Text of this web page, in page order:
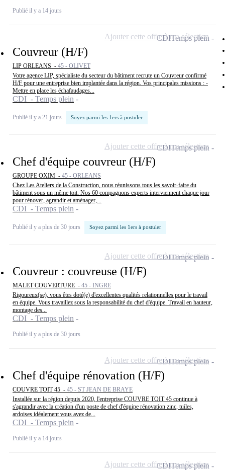
Publié il y a 14 jours
Couvreur (H/F)
LIP ORLEANS - 45 - OLIVET
Votre agence LIP, spécialiste du secteur du bâtiment recrute un Couvreur confirmé
H/F pour une entreprise bien implantée dans la région. Vos principales missions : -
Mettre en place les échafaudages...
CDI - Temps plein
Publié il y a 21 jours Soyez parmi les 1ers à postuler
CDITemps plein
Ajouter cette offre à ma sélection
Chef d'équipe couvreur (H/F)
GROUPE OXIM - 45 - ORLEANS
Chez Les Ateliers de la Construction, nous réunissons tous les savoir-faire du
bâtiment sous un même toit. Nos 60 compagnons experts interviennent chaque jour
pour rénover, agrandir et aménager,...
CDI - Temps plein
Publié il y a plus de 30 jours Soyez parmi les 1ers à postuler
CDITemps plein
Ajouter cette offre à ma sélection
Couvreur : couvreuse (H/F)
MALET COUVERTURE - 45 - INGRE
Rigoureux(se), vous êtes doté(e) d'excellentes qualités relationnelles pour le travail
en équipe. Vous travaillez sous la responsabilité du chef d'équipe. Travail en hauteur,
montage des...
CDI - Temps plein
Publié il y a plus de 30 jours
CDITemps plein
Ajouter cette offre à ma sélection
Chef d'équipe rénovation (H/F)
COUVRE TOIT 45 - 45 - ST JEAN DE BRAYE
Installée sur la région depuis 2020, l'entreprise COUVRE TOIT 45 continue à
s'agrandir avec la création d'un poste de chef d'équipe rénovation zinc, tuiles,
ardoises idéalement vous avez de...
CDI - Temps plein
Publié il y a 14 jours
CDITemps plein
Ajouter cette offre à ma sélection
CDITemps plein
Ajouter cette offre à ma sélection